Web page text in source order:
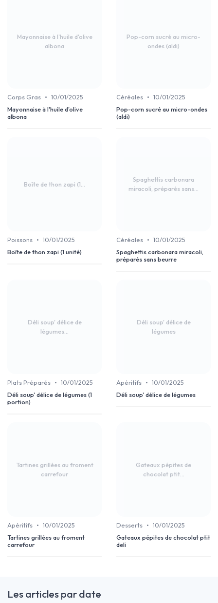
Mayonnaise à l'huile d'olive
albona
Corps Gras • 10/01/2025
Mayonnaise à l'huile d'olive
albona
Pop-corn sucré au micro-
ondes (aldi)
Céréales • 10/01/2025
Pop-corn sucré au micro-ondes
(aldi)
Boîte de thon zapi (1...
Poissons • 10/01/2025
Boîte de thon zapi (1 unité)
Spaghettis carbonara
miracoli, préparés sans...
Céréales • 10/01/2025
Spaghettis carbonara miracoli,
préparés sans beurre
Déli soup' délice de
légumes...
Plats Préparés • 10/01/2025
Déli soup' délice de légumes (1
portion)
Déli soup' délice de
légumes
Apéritifs • 10/01/2025
Déli soup' délice de légumes
Tartines grillées au froment
carrefour
Apéritifs • 10/01/2025
Tartines grillées au froment
carrefour
Gateaux pépites de
chocolat ptit...
Desserts • 10/01/2025
Gateaux pépites de chocolat ptit
deli
Les articles par date